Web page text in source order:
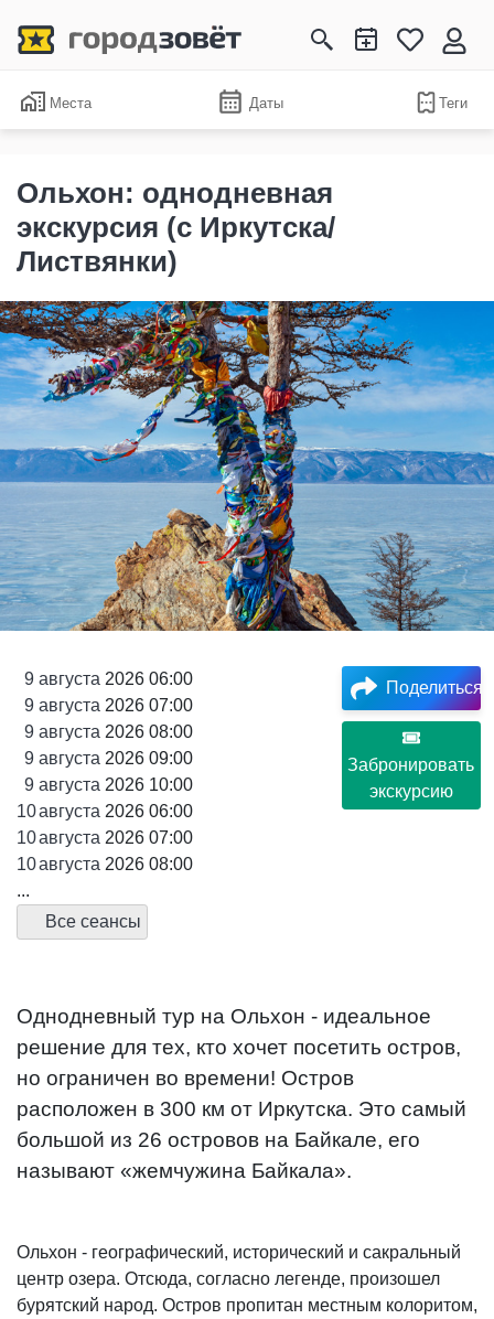
Места Даты Теги
Ольхон: однодневная
экскурсия (с Иркутска/
Листвянки)
9 августа 2026 06:00
9 августа 2026 07:00
9 августа 2026 08:00
9 августа 2026 09:00
9 августа 2026 10:00
10августа 2026 06:00
10августа 2026 07:00
10августа 2026 08:00
...
Все сеансы
Поделиться
Забронировать
экскурсию
Однодневный тур на Ольхон - идеальное
решение для тех, кто хочет посетить остров,
но ограничен во времени! Остров
расположен в 300 км от Иркутска. Это самый
большой из 26 островов на Байкале, его
называют «жемчужина Байкала».
Ольхон - географический, исторический и сакральный
центр озера. Отсюда, согласно легенде, произошел
бурятский народ. Остров пропитан местным колоритом,